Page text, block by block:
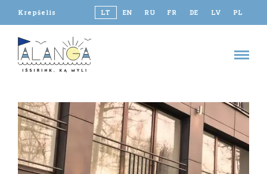
Krepšelis LT EN RU FR DE LV PL